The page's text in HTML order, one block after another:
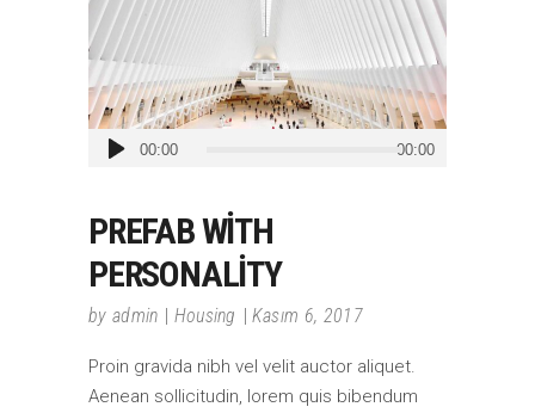
Ses
00:00 00:00
PREFAB WITH
PERSONALITY
by admin Housing Kasım 6, 2017
Proin gravida nibh vel velit auctor aliquet.
Aenean sollicitudin, lorem quis bibendum